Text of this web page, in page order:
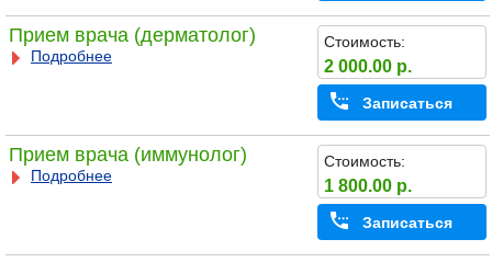
Прием врача (дерматолог)
Подробнее
Стоимость:
2 000.00 р.
Записаться
Прием врача (иммунолог)
Подробнее
Стоимость:
1 800.00 р.
Записаться